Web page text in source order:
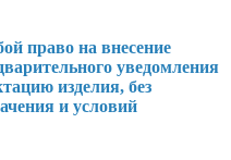
право на внесение
уведомления
изделия, без
и условий